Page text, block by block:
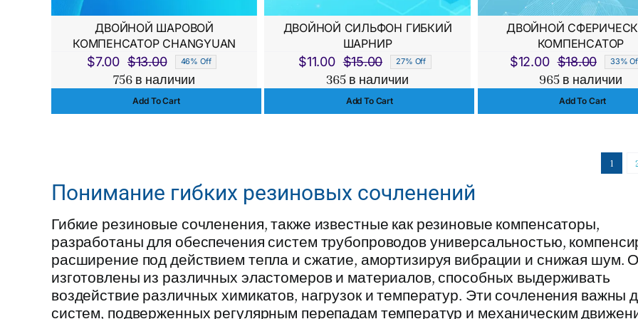
ДВОЙНОЙ ШАРОВОЙ
КОМПЕНСАТОР CHANGYUAN
$13.00
Первоначальная
цена
составляла
$7.00
Текущая
цена:
$7.00.
46% Off
756 в наличии
Add To Cart
ДВОЙНОЙ СИЛЬФОН ГИБКИЙ
ШАРНИР
$15.00
Первоначальная
цена
составляла
$11.00
Текущая
цена:
$11.00.
27% Off
365 в наличии
Add To Cart
ДВОЙНОЙ
КОМПЕНСАТОР
$18.00
цена
$12.00
цена:
$12.00.
33%
965 в наличии
Add To Cart
1
Понимание гибких резиновых сочленений
Гибкие резиновые сочленения, также известные как резиновые компенсаторы,
разработаны для обеспечения систем трубопроводов универсальностью,
расширение под действием тепла и сжатие, амортизируя вибрации и снижая шум.
изготовлены из различных эластомеров и материалов, способных выдерживать
воздействие различных химикатов, нагрузок и температур. Эти сочленения важны
систем, подверженных регулярным перепадам температур и механическим